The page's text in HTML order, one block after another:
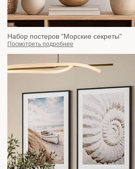
Набор постеров "Морские секреты"
Посмотреть подробнее